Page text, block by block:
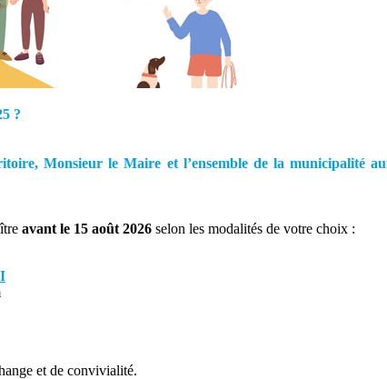
?
Monsieur le Maire et l’ensemble de la municipalité
avant le 15 août 2026 selon les modalités de votre choix :
et de convivialité.